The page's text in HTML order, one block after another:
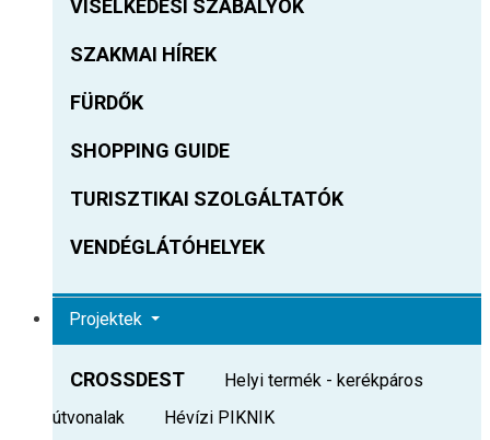
VISELKEDÉSI SZABÁLYOK
SZAKMAI HÍREK
FÜRDŐK
SHOPPING GUIDE
TURISZTIKAI SZOLGÁLTATÓK
VENDÉGLÁTÓHELYEK
Projektek
CROSSDEST
Helyi termék - kerékpáros
útvonalak
Hévízi PIKNIK